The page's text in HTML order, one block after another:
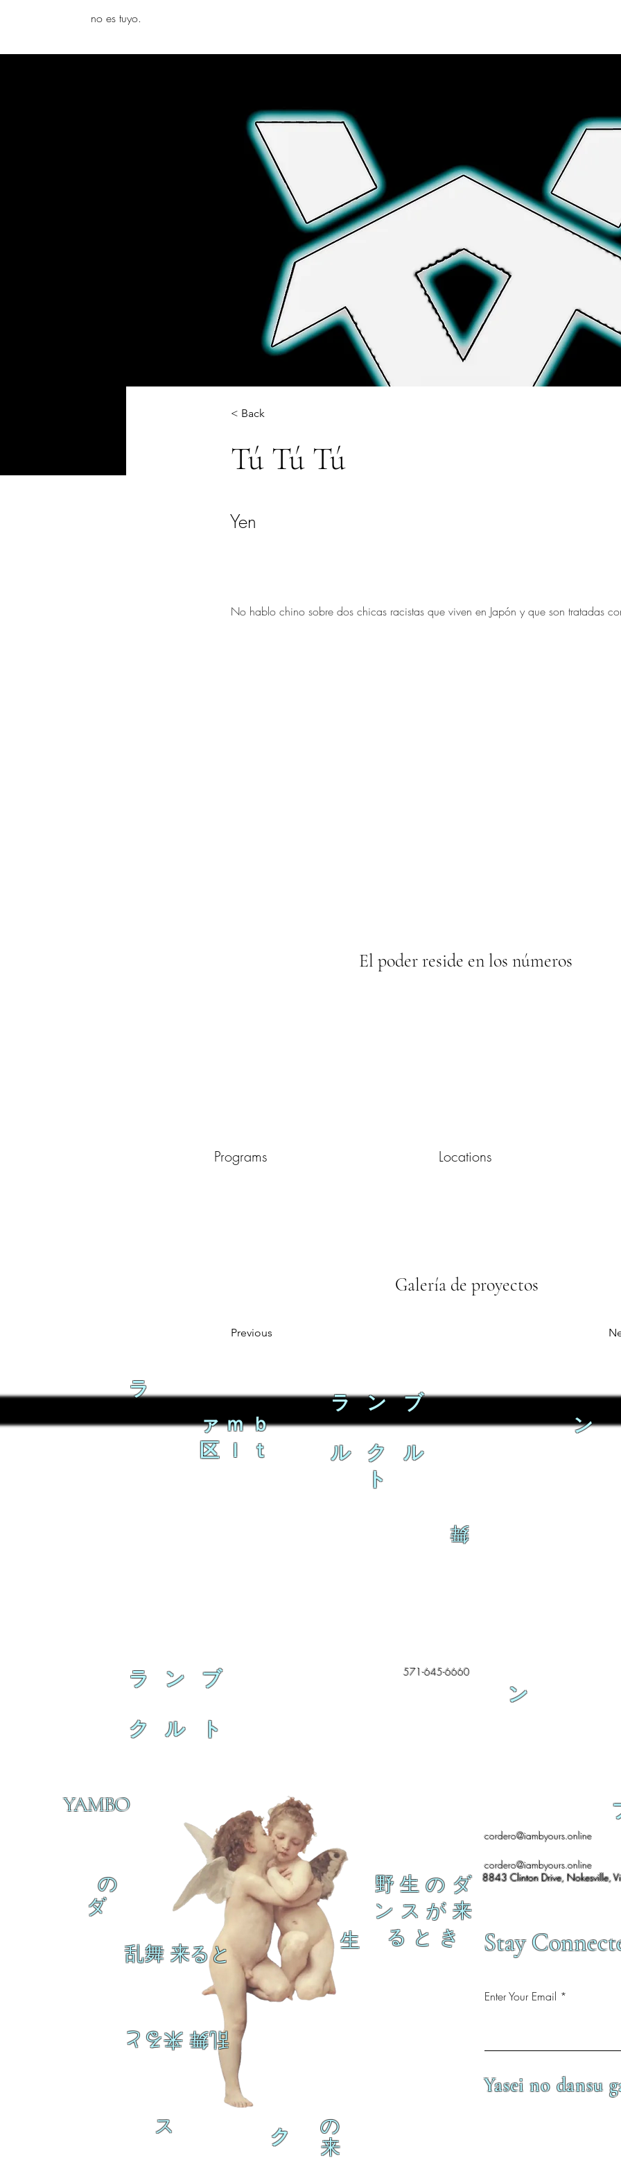
no es tuyo.
< Back
Tú Tú Tú
Yen
No hablo chino sobre dos chicas racistas que viven en Japón y que son tratadas
El poder reside en los números
Programs Locations
Galería de proyectos
Previous
ラ
ァｍｂ
区ｌｔ
ラ ン ブ
ル ク ル
ト
舞
ン
YAMBO
乱舞 来ると
乱舞 来ると
ク
生
の
ダ
ス
の
来
cordero@iambyours.online
cordero@iambyours.online
野 生 の ダ
ン ス が 来
る と き
8843 Clinton Drive, Nokesville,
Stay
Enter Your Email
Yasei no dansu
ラ ン ブ
ク ル ト
ン
571-645-6660